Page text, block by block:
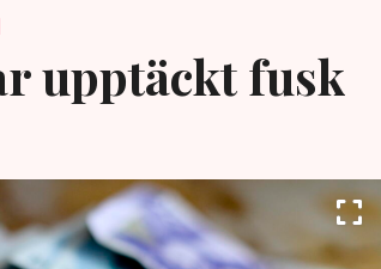
upptäckt fusk